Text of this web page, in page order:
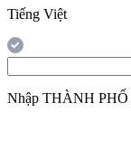
Tiếng Việt
Nhập THÀNH PHỐ